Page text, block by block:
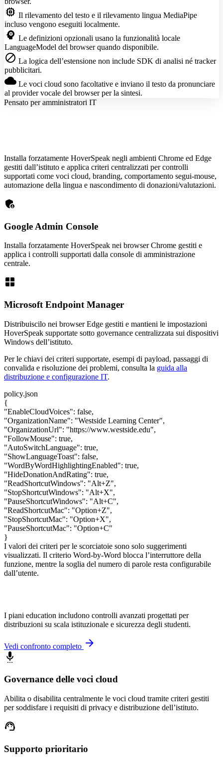
memory Il rilevamento del testo e il rilevamento lingua MediaPipe
incluso vengono eseguiti localmente.
psychology Le definizioni opzionali usano la funzionalità locale
LanguageModel del browser quando disponibile.
block La logica dell’estensione non include SDK di analisi né tracker
pubblicitari.
cloud Le voci cloud sono facoltative e inviano il testo da pronunciare
al provider vocale del browser per la sintesi.
Pensato per amministratori IT
Installa forzatamente HoverSpeak negli ambienti Chrome ed Edge
gestiti dall’istituto e applica criteri centralizzati per controlli
supportati come voci cloud, branding, comportamento segui-mouse,
automazione della lingua e nascondimento di donazioni/valutazioni.
admin_panel_settings
Google Admin Console
Installa forzatamente HoverSpeak nei browser Chrome gestiti e
applica i controlli supportati dalla console di amministrazione
centrale.
window
Microsoft Endpoint Manager
Distribuiscilo nei browser Edge gestiti e mantieni le impostazioni
HoverSpeak supportate sotto governance centralizzata sui dispositivi
Windows dell’istituto.
Per le chiavi dei criteri supportate, esempi di payload, passaggi di
convalida e risoluzione dei problemi, consulta la guida alla
distribuzione e configurazione IT.
policy.json
{
"EnableCloudVoices": false,
"OrganizationName": "Westside Learning Center",
"OrganizationUrl": "https://www.westside.edu",
"FollowMouse": true,
"AutoSwitchLanguage": true,
"ShowLanguageToast": false,
"WordByWordHighlightingEnabled": true,
"HideDonationAndRating": true,
"ReadShortcutWindows": "Alt+Z",
"StopShortcutWindows": "Alt+X",
"PauseShortcutWindows": "Alt+C",
"ReadShortcutMac": "Option+Z",
"StopShortcutMac": "Option+X",
"PauseShortcutMac": "Option+C"
}
I valori dei criteri per le scorciatoie sono solo suggerimenti
visualizzati. Il criterio Word-by-Word blocca l’interruttore della
funzione, mentre la soglia del numero di parole resta configurabile
dall’utente.
I piani education includono controlli avanzati progettati per
distribuzioni su scala istituzionale e sicurezza degli studenti.
Vedi confronto completo arrow_forward
settings_voice
Governance delle voci cloud
Abilita o disabilita centralmente le voci cloud tramite criteri gestiti
per soddisfare i requisiti di privacy e distribuzione dell’istituto.
support_agent
Supporto prioritario